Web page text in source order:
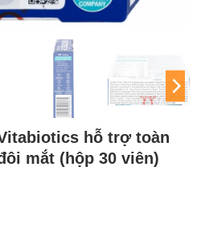
hỗ trợ toàn
mắt (hộp 30 viên)